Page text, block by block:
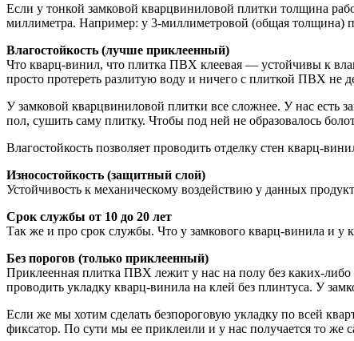
Если у тонкой замковой кварцвиниловой плитки толщина
миллиметра. Например: у 3-миллиметровой (общая
Влагостойкость (лучше приклеенный)
Что кварц-винил, что плитка ПВХ клеевая — устойчивы к
просто протереть разлитую воду и ничего с плиткой ПВХ не
У замковой кварцвиниловой плитки все сложнее. У нас есть
пол, сушить саму плитку. Чтобы под ней не образовалось
Влагостойкость позволяет проводить отделку стен кварц-
Износостойкость (защитный слой)
Устойчивость к механическому воздействию у данных
Срок службы от 10 до 20 лет
Так же и про срок службы. Что у замкового кварц-винила и у
Без порогов (только приклеенный)
Приклеенная плитка ПВХ лежит у нас на полу без каких-
проводить укладку кварц-винила на клей без плинтуса. У
Если же мы хотим сделать безпороговую укладку по всей
фиксатор. По сути мы ее приклеили и у нас получается то